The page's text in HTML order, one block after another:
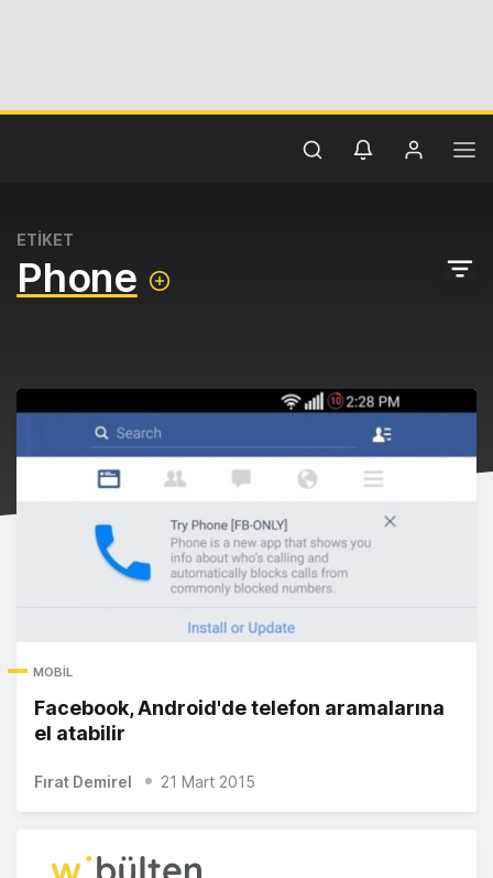
ETİKET
Phone
MOBIL
Facebook, Android'de telefon aramalarına
el atabilir
Fırat Demirel 21 Mart 2015